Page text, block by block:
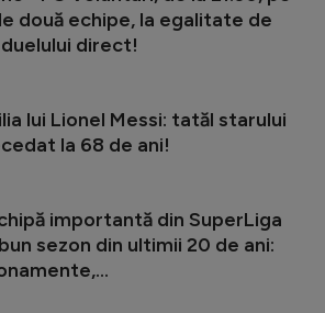
două echipe, la egalitate de
direct!
lui Lionel Messi: tatăl starului
la 68 de ani!
importantă din SuperLiga
sezon din ultimii 20 de ani: